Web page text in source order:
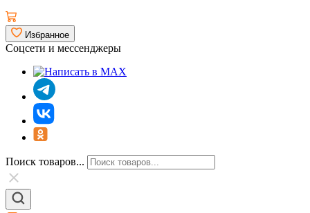
Избранное
Соцсети и мессенджеры
Поиск товаров...